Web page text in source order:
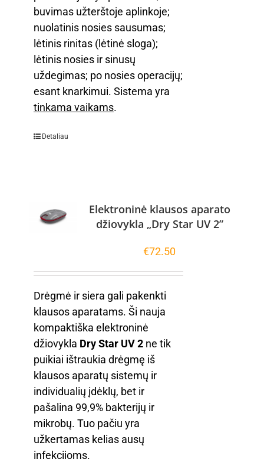
buvimas užterštoje aplinkoje;
nuolatinis nosies sausumas;
lėtinis rinitas (lėtinė sloga);
lėtinis nosies ir sinusų
uždegimas; po nosies operacijų;
esant knarkimui. Sistema yra
tinkama vaikams.
Detaliau
Elektroninė klausos aparato
džiovykla „Dry Star UV 2”
€72.50
Drėgmė ir siera gali pakenkti
klausos aparatams. Ši nauja
kompaktiška elektroninė
džiovykla Dry Star UV 2ne tik
puikiai ištraukia drėgmę iš
klausos aparatų sistemų ir
individualių įdėklų, bet ir
pašalina 99,9% bakterijų ir
mikrobų. Tuo pačiu yra
užkertamas kelias ausų
infekcijoms.